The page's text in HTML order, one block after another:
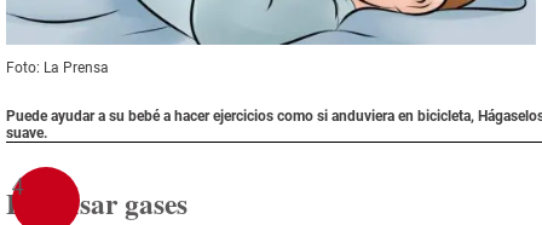
Foto: La Prensa
Puede ayudar a su bebé a hacer ejercicios como si anduviera en bicicleta,
suave.
4
Expulsar gases